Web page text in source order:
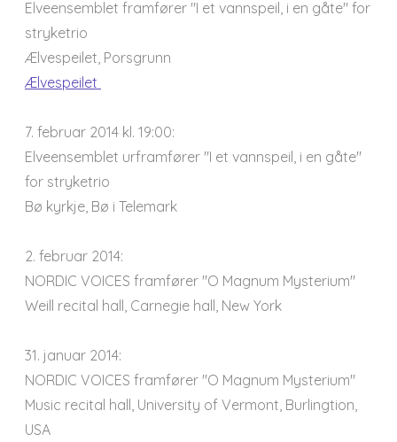
Elveensemblet framfører "I et vannspeil, i en gåte" for
stryketrio
Ælvespeilet, Porsgrunn
Ælvespeilet
7. februar 2014 kl. 19:00:
Elveensemblet urframfører "I et vannspeil, i en gåte"
for stryketrio
Bø kyrkje, Bø i Telemark
2. februar 2014:
NORDIC VOICES framfører "O Magnum Mysterium"
Weill recital hall, Carnegie hall, New York
31. januar 2014:
NORDIC VOICES framfører "O Magnum Mysterium"
Music recital hall, University of Vermont, Burlingtion,
USA